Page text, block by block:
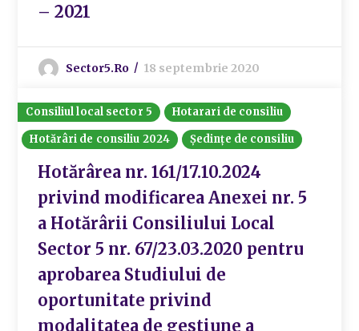
– 2021
Sector5.ro 18 septembrie 2020
Consiliul local sector 5
Hotarari de consiliu
Hotărâri de consiliu 2024
Ședințe de consiliu
Hotărârea nr. 161/17.10.2024
privind modificarea Anexei nr. 5
a Hotărârii Consiliului Local
Sector 5 nr. 67/23.03.2020 pentru
aprobarea Studiului de
oportunitate privind
modalitatea de gestiune a